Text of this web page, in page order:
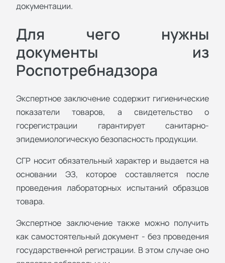
документации.
Для чего нужны
документы из
Роспотребнадзора
Экспертное заключение содержит гигиенические
показатели товаров, а свидетельство о
госрегистрации гарантирует санитарно-
эпидемиологическую безопасность продукции.
СГР носит обязательный характер и выдается на
основании ЭЗ, которое составляется после
проведения лабораторных испытаний образцов
товара.
Экспертное заключение также можно получить
как самостоятельный документ - без проведения
государственной регистрации. В этом случае оно